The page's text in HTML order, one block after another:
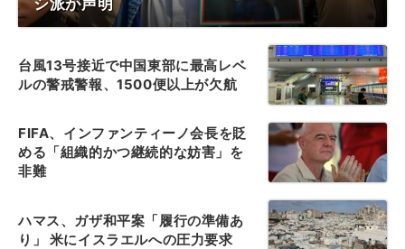
台風13号接近で中国東部に最高レベ
ルの警戒警報、1500便以上が欠航
FIFA、インファンティーノ会長を貶
める「組織的かつ継続的な妨害」を
非難
ハマス、ガザ和平案「履行の準備あ
り」 米にイスラエルへの圧力要求